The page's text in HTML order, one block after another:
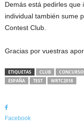
Demás está pedirles que
individual también sume
Contest Club.
Gracias por vuestras
ETIQUETAS CLUB
ESPAÑA
TEST WRTC2018
Facebook